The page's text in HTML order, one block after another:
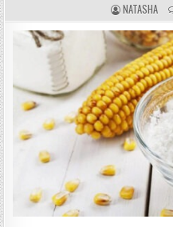
А
В
Т
О
Р
Е
Ц
Е
П
Т
А
:
NATASHA